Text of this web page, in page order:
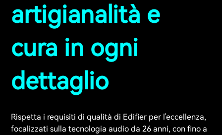
artigianalità e
cura in ogni
dettaglio
Rispetta i requisiti di qualità di Edifier per l'eccellenza,
focalizzati sulla tecnologia audio da 26 anni, con fino a